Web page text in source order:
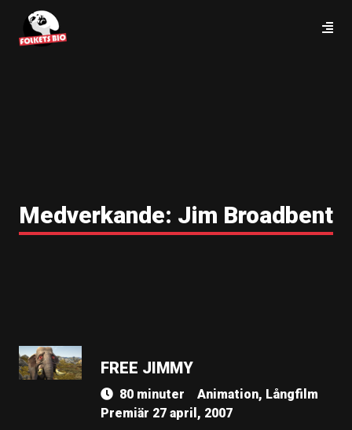
Medverkande: Jim Broadbent
FREE JIMMY
80 minuter
Animation, Långfilm
Premiär 27 april, 2007